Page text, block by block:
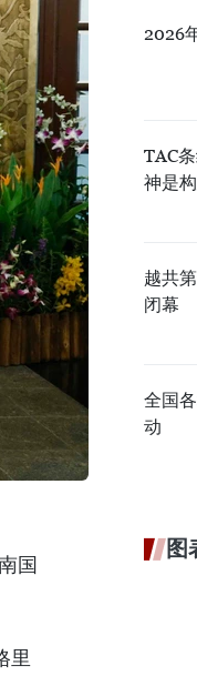
国
里
2026
TAC
神是
越共
闭幕
全国
动
图